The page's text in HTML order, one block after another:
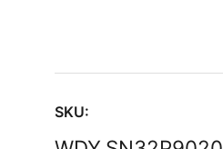
SKU: